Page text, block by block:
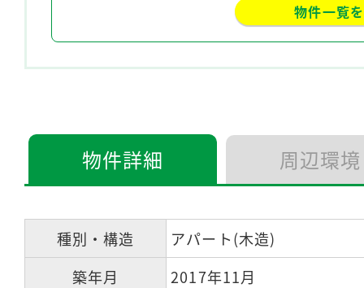
物件一覧
物件詳細 周辺環境
種別・構造
アパート(木造)
築年月
2017年11月